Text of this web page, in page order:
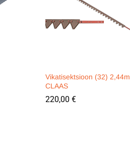
Vikatisektsioon (32) 2,44m
CLAAS
220,00 €